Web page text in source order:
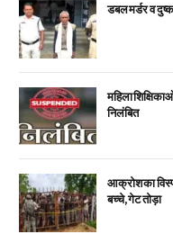
डबल मर्डर व
महिला
निलंबित
आक्रोश का
बच्चे, गेट तोड़ा